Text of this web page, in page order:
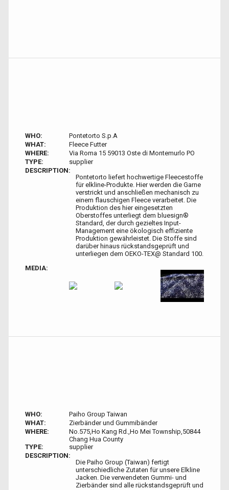
WHO:
Pontetorto S.p.A
WHAT:
Fleece Futter
WHERE:
Via Roma 15 59013 Oste di Montemurlo PO
TYPE:
supplier
DESCRIPTION:
Pontetorto liefert hochwertige Fleecestoffe
für elkline-Produkte. Hier werden die Garne
verstrickt und anschließen mechanisch zu
einem flauschigen Fleece verarbeitet. Die
Produktion des hier eingesetzten
Oberstoffes unterliegt dem bluesign®
Standard, der durch gezieltes Input-
Management eine ökologisch effiziente
Produktion gewährleistet. Die Stoffe sind
darüber hinaus rückstandsgeprüft und
unterliegen dem OEKO-TEX@ Standard 100.
MEDIA:
WHO:
Paiho Group Taiwan
WHAT:
Zierbänder und Gummibänder
WHERE:
No.575,Ho Kang Rd.,Ho Mei Township,50844
Chang Hua County
TYPE:
supplier
DESCRIPTION:
Die Paiho Group (Taiwan) fertigt
unterschiedliche Zutaten für unsere Elkline
Jacken. Die verwendeten Gummi- und
Zierbänder sind alle rückstandsgeprüft und